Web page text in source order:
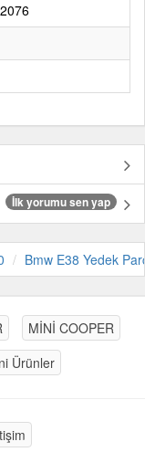
İlk yorumu sen yap
Bmw E38 Yedek
MİNİ COOPER
Ürünler